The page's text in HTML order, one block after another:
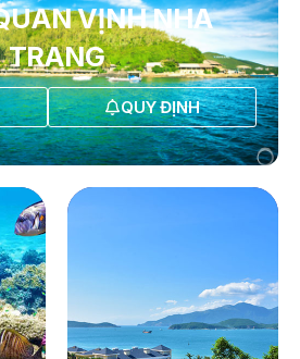
VỊNH NHA
TRANG
QUY ĐỊNH